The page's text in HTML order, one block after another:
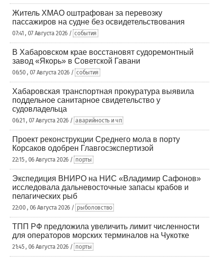
Житель ХМАО оштрафован за перевозку
пассажиров на судне без освидетельствования
07:41 , 07 Августа 2026 / события
В Хабаровском крае восстановят судоремонтный
завод «Якорь» в Советской Гавани
06:50 , 07 Августа 2026 / события
Хабаровская транспортная прокуратура выявила
поддельное санитарное свидетельство у
судовладельца
06:21 , 07 Августа 2026 / аварийность и чп
Проект реконструкции Среднего мола в порту
Корсаков одобрен Главгосэкспертизой
22:15 , 06 Августа 2026 / порты
Экспедиция ВНИРО на НИС «Владимир Сафонов»
исследовала дальневосточные запасы крабов и
пелагических рыб
22:00 , 06 Августа 2026 / рыболовство
ТПП РФ предложила увеличить лимит численности
для операторов морских терминалов на Чукотке
21:45 , 06 Августа 2026 / порты